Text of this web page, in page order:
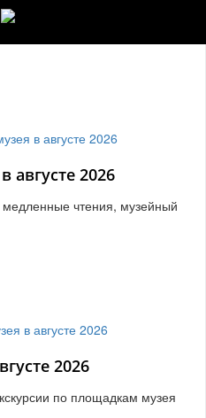
августе 2026
чтения, музейный
2026
по площадкам музея